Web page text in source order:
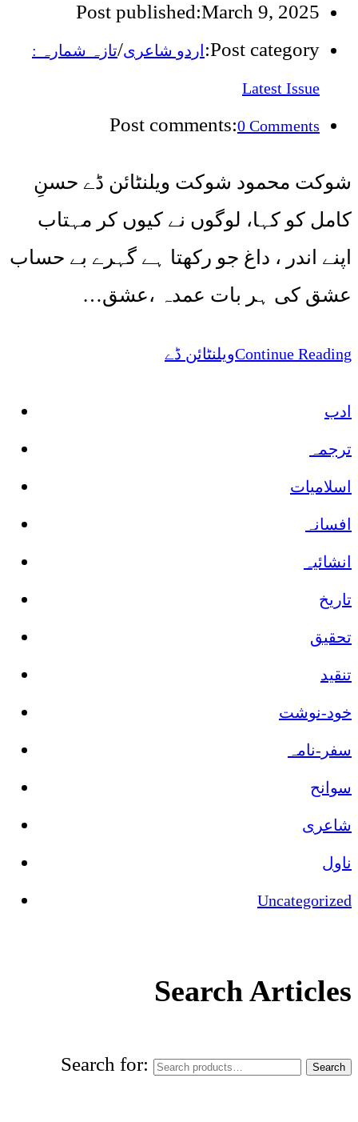
Post published:March 9, 2025
Post category:
اردو شاعری/تازہ شمارہ :
Latest Issue
Post comments:0 Comments
شوکت محمود شوکت ویلنٹائن ڈے حسنِ
کامل کو کہا، لوگوں نے کیوں کر مہتاب
اپنے اندر ، داغ جو رکھتا ہے گہرے بے حساب
عشق کی ہر بات عمدہ ،عشق…
Continue Readingویلنٹائن ڈے
ادب
ترجمہ
اسلامیات
افسانہ
انشائیہ
تاریخ
تحقیق
تنقید
خود-نوشت
سفر-نامہ
سوانح
شاعری
ناول
Uncategorized
Search Articles
Search for: Search